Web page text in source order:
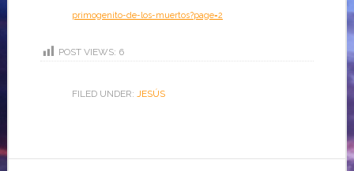
primogenito-de-los-muertos?page=2
POST VIEWS: 6
FILED UNDER: JESÚS